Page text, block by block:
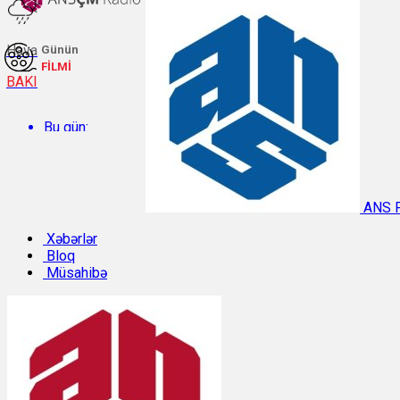
Hava
BAKI
Bu gün:
Temperatur: 30.4°C. Rütubət: 49%.
Sabah:
Günün
FİLMİ
ANS
Xəbərlər
Bloq
Müsahibə